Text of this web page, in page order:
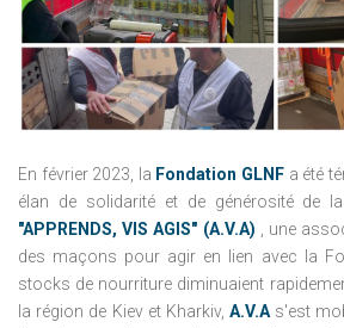
En février 2023, la Fondation GLNF a été
élan de solidarité et de générosité de
"APPRENDS, VIS AGIS" (A.V.A) , une
des maçons pour agir en lien avec la
stocks de nourriture diminuaient
la région de Kiev et Kharkiv,A.V.As'est